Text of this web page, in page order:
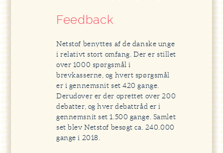
Feedback
Netstof benyttes af de danske unge
i relativt stort omfang. Der er stillet
over 1000 spørgsmål i
brevkasserne, og hvert spørgsmål
er i gennemsnit set 420 gange.
Derudover er der oprettet over 200
debatter, og hver debattråd er i
gennemsnit set 1.500 gange. Samlet
set blev Netstof besøgt ca. 240.000
gange i 2018.